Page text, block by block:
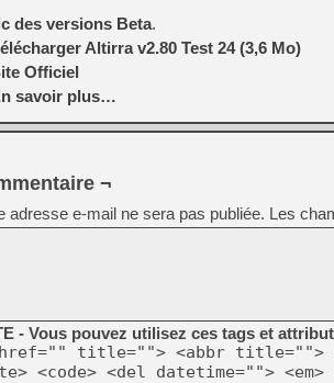
des versions Beta.
Altirra v2.80 Test 24 (3,6 Mo)
Officiel
savoir plus…
¬
adresse e-mail ne sera pas publiée. Les
- Vous pouvez utilisez ces tags et
title=""> <abbr title="">
<code> <del datetime="">